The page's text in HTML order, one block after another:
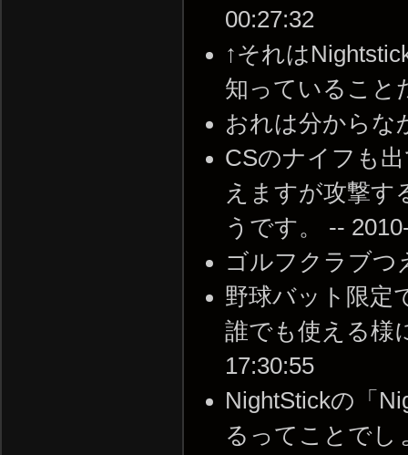
00:27:32
↑それは
知っていること
おれは分からな
CSのナイフも
えますが攻撃す
うです。 --
ゴルフクラブつ
野球バット限定
誰でも使える様
17:30:55
NightStickの「
るってことでし